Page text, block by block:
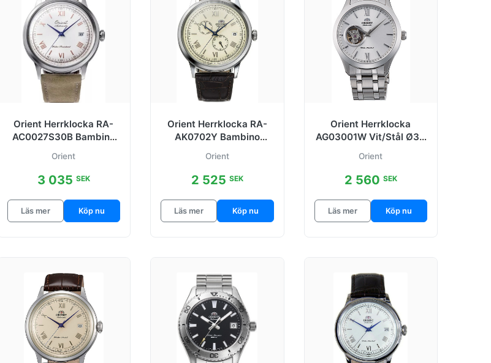
Orient Herrklocka RA-
AC0027S30B Bambino
Vit/Läder
Orient
3 035 SEK
Läs mer Köp nu
Orient Herrklocka RA-
AK0702Y Bambino
mm
Orient
2 525 SEK
Läs mer Köp nu
Orient Herrklocka
AG03001W Vit/Stål Ø38
Orient
2 560 SEK
Läs mer Köp nu